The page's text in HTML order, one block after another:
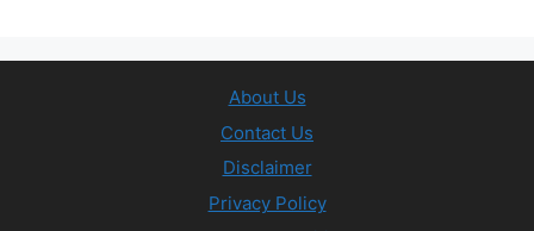
About Us
Contact Us
Disclaimer
Privacy Policy